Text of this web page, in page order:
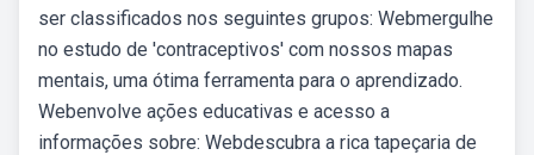
ser classificados nos seguintes grupos: Webmergulhe
no estudo de 'contraceptivos' com nossos mapas
mentais, uma ótima ferramenta para o aprendizado.
Webenvolve ações educativas e acesso a
informações sobre: Webdescubra a rica tapeçaria de